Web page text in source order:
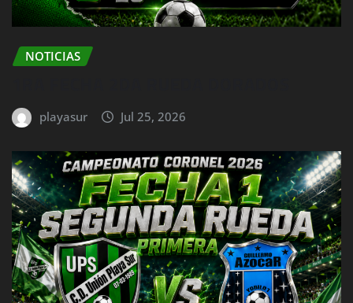
NOTICIAS
playasur Jul 25, 2026